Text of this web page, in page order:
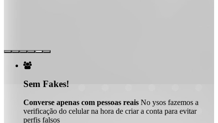

Sem Fakes!
Converse apenas com pessoas reais No ysos fazemos a
verificação do celular na hora de criar a conta para evitar
perfis falsos